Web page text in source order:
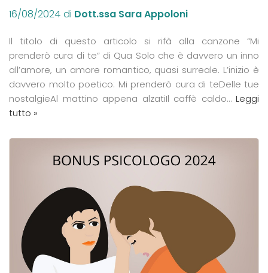
16/08/2024 di Dott.ssa Sara Appoloni
Il titolo di questo articolo si rifà alla canzone “Mi
prenderò cura di te” di Qua Solo che è davvero un inno
all’amore, un amore romantico, quasi surreale. L’inizio è
davvero molto poetico: Mi prenderò cura di teDelle tue
nostalgieAl mattino appena alzatiIl caffè caldo… Leggi
tutto »